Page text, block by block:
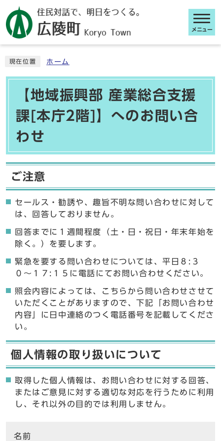
メニュー
現在位置 ホーム
【地域振興部 産業総合支援
課[本庁2階]】へのお問い合
わせ
ご注意
セールス・勧誘や、趣旨不明な問い合わせに対して
は、回答しておりません。
回答までに１週間程度（土・日・祝日・年末年始を
除く。）を要します。
緊急を要する問い合わせについては、平日８:３
０〜１７:１５に電話にてお問い合わせください。
照会内容によっては、こちらから問い合わせさせて
いただくことがありますので、下記「お問い合わせ
内容」に日中連絡のつく電話番号を記載してくださ
い。
個人情報の取り扱いについて
取得した個人情報は、お問い合わせに対する回答、
またはご意見に対する適切な対応を行うために利用
し、それ以外の目的では利用しません。
名前